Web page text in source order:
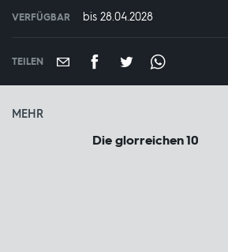
VERFÜGBAR bis 28.04.2028
TEILEN
MEHR
Die glorreichen 10